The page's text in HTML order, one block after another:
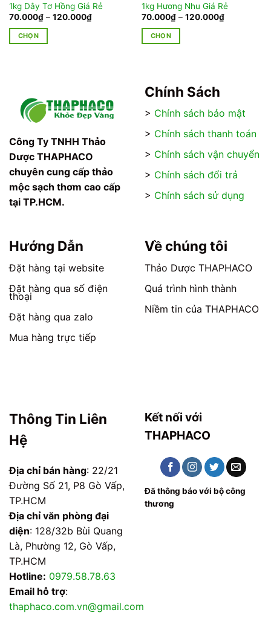
1kg Dây Tơ Hồng Giá Rẻ
70.000₫ – 120.000₫Khoảng
giá:
CHỌN
nhiều
biến
Các
tùy
chọn
có
thể
được
trang
sản
phẩm
1kg Hương Nhu Giá Rẻ
70.000₫ – 120.000₫Khoảng
giá:
CHỌN
có
nhiều
biến
Các
tùy
có
được
trang
sản
phẩm
Công Ty TNHH Thảo
Dược THAPHACO
chuyên cung cấp thảo
mộc sạch thơm cao cấp
tại TP.HCM.
Chính Sách
> Chính sách bảo mật
> Chính sách thanh toán
> Chính sách vận chuyển
> Chính sách đổi trả
> Chính sách sử dụng
Hướng Dẫn
Đặt hàng tại website
Đặt hàng qua số điện
thoại
Đặt hàng qua zalo
Mua hàng trực tiếp
Về chúng tôi
Thảo Dược THAPHACO
Quá trình hình thành
Niềm tin của THAPHACO
Thông Tin Liên
Hệ
Địa chỉ bán hàng: 22/21
Đường Số 21, P8 Gò Vấp,
TP.HCM
Địa chỉ văn phòng đại
diện: 128/32b Bùi Quang
Là, Phường 12, Gò Vấp,
TP.HCM
Hotline: 0979.58.78.63
Email hỗ trợ:
thaphaco.com.vn@gmail.com
Kết nối với
THAPHACO
Đã thông báo với bộ công
thương